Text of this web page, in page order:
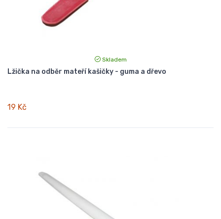
Skladem
Lžička na odběr mateří kašičky - guma a dřevo
19 Kč